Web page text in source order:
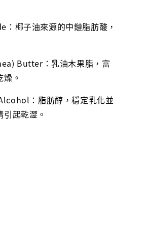
椰子油來源的中鏈脂肪酸，
Butter：乳油木果脂，富
。
：脂肪醇，穩定乳化並
起乾澀。